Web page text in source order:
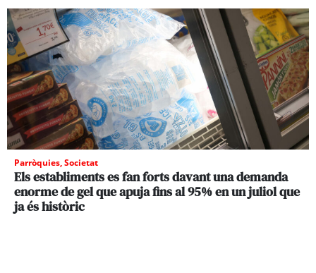
Parròquies,Societat
Els establiments es fan forts davant una demanda
enorme de gel que apuja fins al 95% en un juliol que
ja és històric